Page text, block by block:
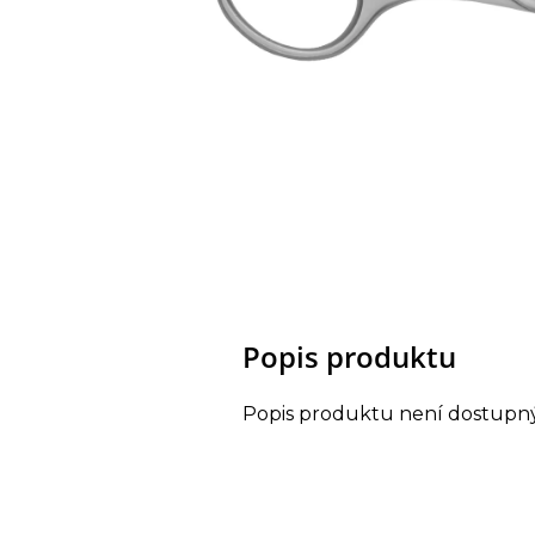
Popis produktu
Popis produktu není